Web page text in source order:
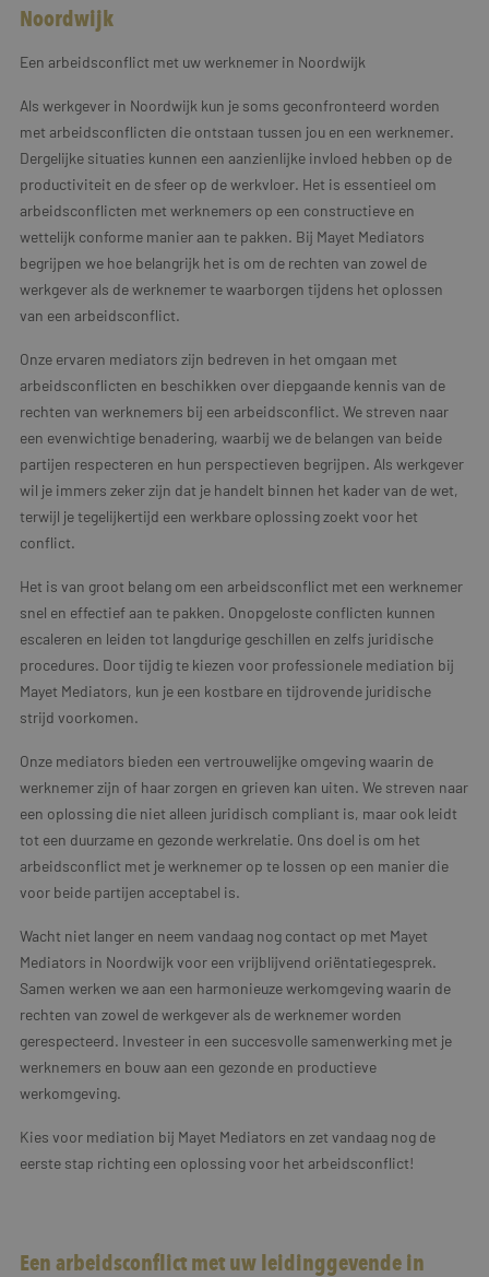
Noordwijk
Een arbeidsconflict met uw werknemer in Noordwijk
Als werkgever in Noordwijk kun je soms geconfronteerd worden
met arbeidsconflicten die ontstaan tussen jou en een werknemer.
Dergelijke situaties kunnen een aanzienlijke invloed hebben op de
productiviteit en de sfeer op de werkvloer. Het is essentieel om
arbeidsconflicten met werknemers op een constructieve en
wettelijk conforme manier aan te pakken. Bij Mayet Mediators
begrijpen we hoe belangrijk het is om de rechten van zowel de
werkgever als de werknemer te waarborgen tijdens het oplossen
van een arbeidsconflict.
Onze ervaren mediators zijn bedreven in het omgaan met
arbeidsconflicten en beschikken over diepgaande kennis van de
rechten van werknemers bij een arbeidsconflict. We streven naar
een evenwichtige benadering, waarbij we de belangen van beide
partijen respecteren en hun perspectieven begrijpen. Als werkgever
wil je immers zeker zijn dat je handelt binnen het kader van de wet,
terwijl je tegelijkertijd een werkbare oplossing zoekt voor het
conflict.
Het is van groot belang om een arbeidsconflict met een werknemer
snel en effectief aan te pakken. Onopgeloste conflicten kunnen
escaleren en leiden tot langdurige geschillen en zelfs juridische
procedures. Door tijdig te kiezen voor professionele mediation bij
Mayet Mediators, kun je een kostbare en tijdrovende juridische
strijd voorkomen.
Onze mediators bieden een vertrouwelijke omgeving waarin de
werknemer zijn of haar zorgen en grieven kan uiten. We streven naar
een oplossing die niet alleen juridisch compliant is, maar ook leidt
tot een duurzame en gezonde werkrelatie. Ons doel is om het
arbeidsconflict met je werknemer op te lossen op een manier die
voor beide partijen acceptabel is.
Wacht niet langer en neem vandaag nog contact op met Mayet
Mediators in Noordwijk voor een vrijblijvend oriëntatiegesprek.
Samen werken we aan een harmonieuze werkomgeving waarin de
rechten van zowel de werkgever als de werknemer worden
gerespecteerd. Investeer in een succesvolle samenwerking met je
werknemers en bouw aan een gezonde en productieve
werkomgeving.
Kies voor mediation bij Mayet Mediators en zet vandaag nog de
eerste stap richting een oplossing voor het arbeidsconflict!
Een arbeidsconflict met uw leidinggevende in